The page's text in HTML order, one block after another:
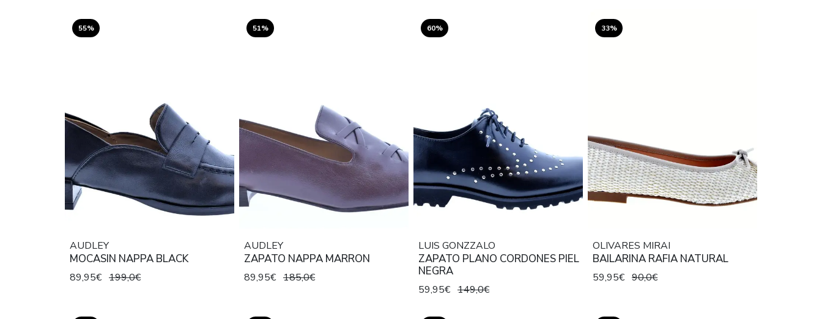
55%
AUDLEY
MOCASIN NAPPA BLACK
89,95€ 199,0€
51%
AUDLEY
ZAPATO NAPPA MARRON
89,95€ 185,0€
60%
LUIS GONZZALO
ZAPATO PLANO CORDONES PIEL
NEGRA
59,95€ 149,0€
33%
OLIVARES MIRAI
BAILARINA RAFIA NATURAL
59,95€ 90,0€